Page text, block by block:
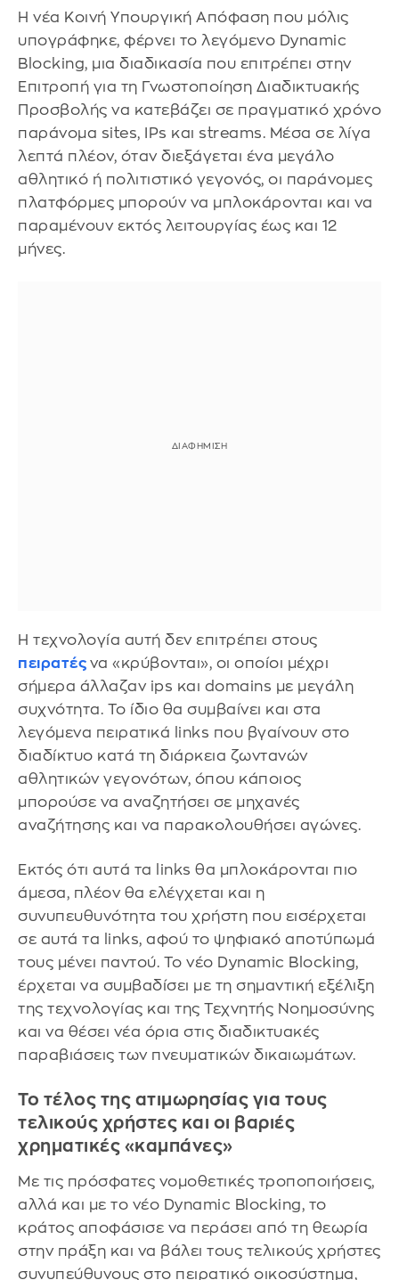
Η νέα Κοινή Υπουργική Απόφαση που μόλις
υπογράφηκε, φέρνει το λεγόμενο Dynamic
Blocking, μια διαδικασία που επιτρέπει στην
Επιτροπή για τη Γνωστοποίηση Διαδικτυακής
Προσβολής να κατεβάζει σε πραγματικό χρόνο
παράνομα sites, IPs και streams. Μέσα σε λίγα
λεπτά πλέον, όταν διεξάγεται ένα μεγάλο
αθλητικό ή πολιτιστικό γεγονός, οι παράνομες
πλατφόρμες μπορούν να μπλοκάρονται και να
παραμένουν εκτός λειτουργίας έως και 12
μήνες.
Η τεχνολογία αυτή δεν επιτρέπει στους
πειρατές να «κρύβονται», οι οποίοι μέχρι
σήμερα άλλαζαν ips και domains με μεγάλη
συχνότητα. Το ίδιο θα συμβαίνει και στα
λεγόμενα πειρατικά links που βγαίνουν στο
διαδίκτυο κατά τη διάρκεια ζωντανών
αθλητικών γεγονότων, όπου κάποιος
μπορούσε να αναζητήσει σε μηχανές
αναζήτησης και να παρακολουθήσει αγώνες.
Εκτός ότι αυτά τα links θα μπλοκάρονται πιο
άμεσα, πλέον θα ελέγχεται και η
συνυπευθυνότητα του χρήστη που εισέρχεται
σε αυτά τα links, αφού το ψηφιακό αποτύπωμά
τους μένει παντού. Το νέο Dynamic Blocking,
έρχεται να συμβαδίσει με τη σημαντική εξέλιξη
της τεχνολογίας και της Τεχνητής Νοημοσύνης
και να θέσει νέα όρια στις διαδικτυακές
παραβιάσεις των πνευματικών δικαιωμάτων.
Το τέλος της ατιμωρησίας για τους
τελικούς χρήστες και οι βαριές
χρηματικές «καμπάνες»
Με τις πρόσφατες νομοθετικές τροποποιήσεις,
αλλά και με το νέο Dynamic Blocking, το
κράτος αποφάσισε να περάσει από τη θεωρία
στην πράξη και να βάλει τους τελικούς χρήστες
συνυπεύθυνους στο πειρατικό οικοσύστημα,